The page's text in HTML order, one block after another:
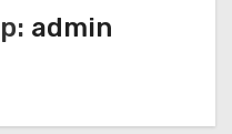
admin